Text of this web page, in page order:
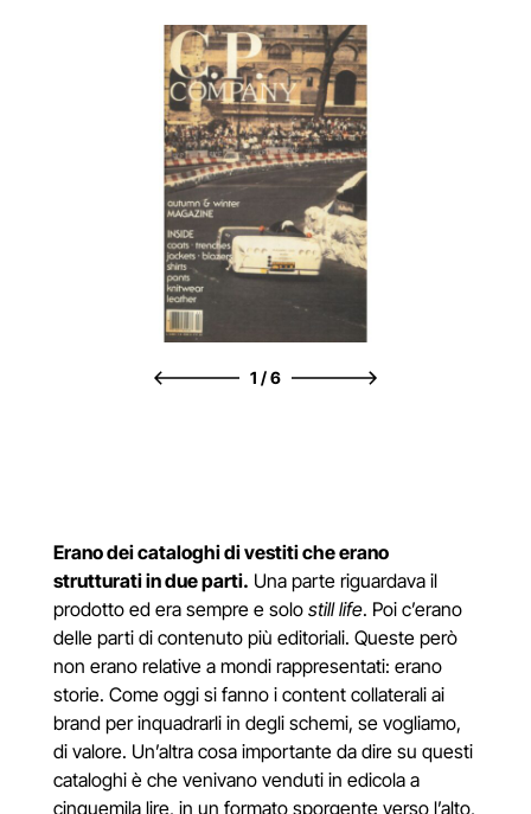
1 /6
Erano dei cataloghi di vestiti che erano
strutturati in due parti. Una parte riguardava il
prodotto ed era sempre e solo still life. Poi c’erano
delle parti di contenuto più editoriali. Queste però
non erano relative a mondi rappresentati: erano
storie. Come oggi si fanno i content collaterali ai
brand per inquadrarli in degli schemi, se vogliamo,
di valore. Un’altra cosa importante da dire su questi
cataloghi è che venivano venduti in edicola a
cinquemila lire, in un formato sporgente verso l’alto,